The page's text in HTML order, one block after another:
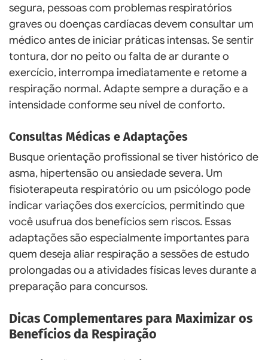
segura, pessoas com problemas respiratórios
graves ou doenças cardíacas devem consultar um
médico antes de iniciar práticas intensas. Se sentir
tontura, dor no peito ou falta de ar durante o
exercício, interrompa imediatamente e retome a
respiração normal. Adapte sempre a duração e a
intensidade conforme seu nível de conforto.
Consultas Médicas e Adaptações
Busque orientação profissional se tiver histórico de
asma, hipertensão ou ansiedade severa. Um
fisioterapeuta respiratório ou um psicólogo pode
indicar variações dos exercícios, permitindo que
você usufrua dos benefícios sem riscos. Essas
adaptações são especialmente importantes para
quem deseja aliar respiração a sessões de estudo
prolongadas ou a atividades físicas leves durante a
preparação para concursos.
Dicas Complementares para Maximizar os
Benefícios da Respiração